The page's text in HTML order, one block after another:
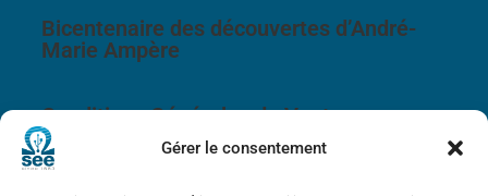
Gérer le consentement
Bicentenaire des découvertes d’André-
Marie Ampère
Conditions Générales de Vente